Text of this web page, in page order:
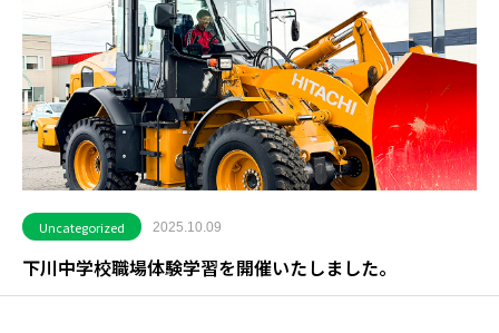
Uncategorized 2025.10.09
下川中学校職場体験学習を開催いたしました。